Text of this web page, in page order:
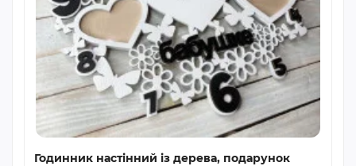
Годинник настінний із дерева, подарунок